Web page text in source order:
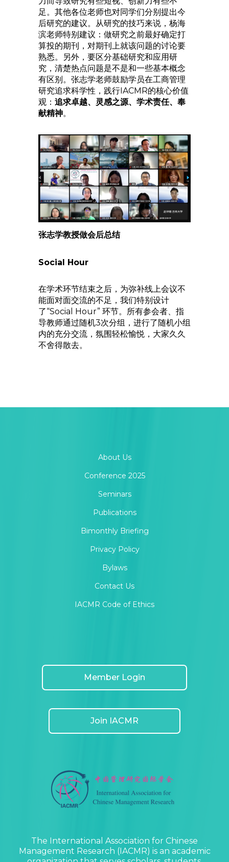
足。其他各位老师也对同学们分别提出今
后研究的建议。从研究的技巧来说，杨海
滨老师特别建议：做研究之前最好确定打
算投的期刊，对期刊上就该问题的讨论要
熟悉。另外，要区分基础研究和应用研
究，清楚热点问题是不是和一些基本概念
有区别。张志学老师鼓励学员在工商管理
研究追求科学性，践行IACMR的核心价值
观： 追求卓越、灵感之源、学术责任、奉
献精神。
张志学教授做会后总结
Social Hour
在学术环节结束之后，为弥补线上会议不
能面对面交流的不足，我们特别设计
了“Social Hour” 环节。所有参会者、指
导教师通过随机3次分组，进行了随机小组
内的充分交流，氛围轻松愉悦，大家久久
不舍得散去。
About Us
Conference 2025
Seminars
Publications
Bimonthly Briefing
Privacy Policy
Bylaws
Contact Us
IACMR Code of Ethics
Member Login
Join IACMR
The International Association for Chinese
Management Research (IACMR) is an academic